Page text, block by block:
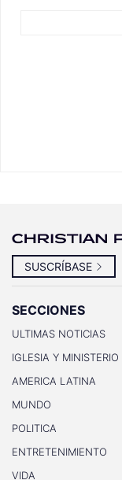
SUSCRÍBASE
SECCIONES
ULTIMAS NOTICIAS
IGLESIA Y MINISTERIO
AMERICA LATINA
MUNDO
POLITICA
ENTRETENIMIENTO
VIDA